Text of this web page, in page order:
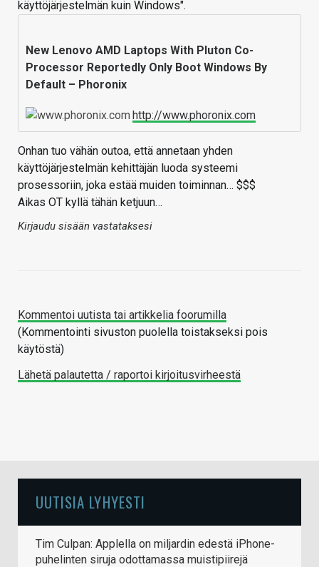
käyttöjärjestelmän kuin Windows".
New Lenovo AMD Laptops With Pluton Co-
Processor Reportedly Only Boot Windows By
Default – Phoronix
http://www.phoronix.com
Onhan tuo vähän outoa, että annetaan yhden
käyttöjärjestelmän kehittäjän luoda systeemi
prosessoriin, joka estää muiden toiminnan… $$$
Aikas OT kyllä tähän ketjuun…
Kirjaudu sisään vastataksesi
Kommentoi uutista tai artikkelia foorumilla
(Kommentointi sivuston puolella toistakseksi pois
käytöstä)
Lähetä palautetta / raportoi kirjoitusvirheestä
UUTISIA LYHYESTI
Tim Culpan: Applella on miljardin edestä iPhone-
puhelinten siruja odottamassa muistipiirejä